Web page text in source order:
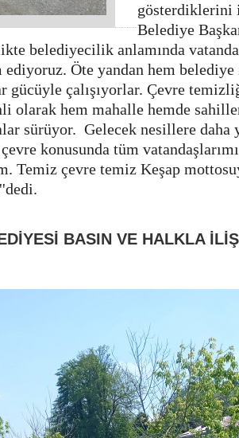
gösterdiklerini
Belediye
belediyecilik anlamında
Öte yandan hem belediye
gücüyle çalışıyorlar. Çevre
olarak hem mahalle hemde
sürüyor. Gelecek nesillere daha
konusunda tüm
Temiz çevre temiz Keşap
BASIN VE HALKLA